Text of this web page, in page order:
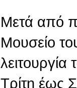
Μετά από
Μουσείο
Τρίτη έως